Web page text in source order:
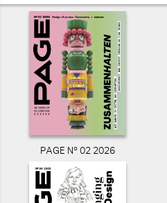
PAGE N° 02 2026